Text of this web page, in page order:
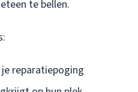
te bellen.
je reparatiepoging